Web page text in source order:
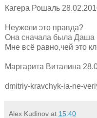
Кагера Рошаль
Неужели это правда?
Она сначала была Даша
Мне всё равно,чей это
Маргарита Виталина
dmitriy-kravchyk-ia-ne-
Alex Kudinov at 15:40